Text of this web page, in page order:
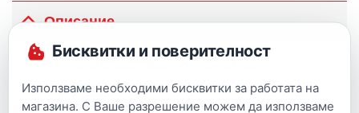
Описание
В книгата са разгледани някои от най-
динамичните години от родното минало.
Добре подплатени с илюстрации, те ще ви
Бисквитки и поверителност
Използваме необходими бисквитки за работата на
магазина. С Ваше разрешение можем да използваме